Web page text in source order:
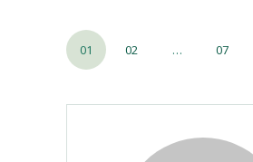
Pagination
des
01 02 … 07